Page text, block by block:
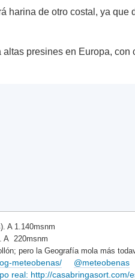
harina de otro costal, ya
altas presines en Europa,
A 1.140msnm
A 220msnm
pero la Geografía mola más
meteobenas/
@meteobenas
real: http://casabringasort.com/